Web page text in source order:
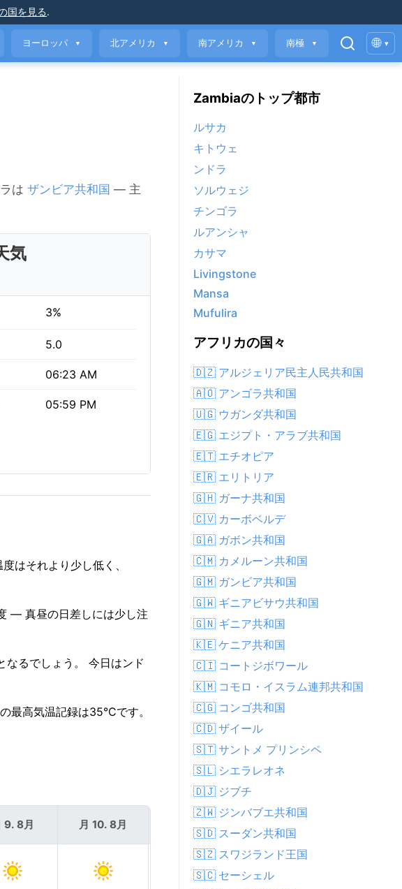
国を見る.
ヨーロッパ ▼ 北アメリカ ▼ 南アメリカ ▼ 南極 ▼ 🌐 ▾
は ザンビア共和国 — 主
気
3%
5.0
06:23 AM
05:59 PM
はそれより少し低く、
— 真昼の日差しには少し注
なるでしょう。 今日はンド
最高気温記録は35°Cです。
9. 8月 月 10. 8月
Zambiaのトップ都市
ルサカ
キトウェ
ンドラ
ソルウェジ
チンゴラ
ルアンシャ
カサマ
Livingstone
Mansa
Mufulira
アフリカの国々
🇩🇿 アルジェリア民主人民共和国
🇦🇴 アンゴラ共和国
🇺🇬 ウガンダ共和国
🇪🇬 エジプト・アラブ共和国
🇪🇹 エチオピア
🇪🇷 エリトリア
🇬🇭 ガーナ共和国
🇨🇻 カーボベルデ
🇬🇦 ガボン共和国
🇨🇲 カメルーン共和国
🇬🇲 ガンビア共和国
🇬🇼 ギニアビサウ共和国
🇬🇳 ギニア共和国
🇰🇪 ケニア共和国
🇨🇮 コートジボワール
🇰🇲 コモロ・イスラム連邦共和国
🇨🇬 コンゴ共和国
🇨🇩 ザイール
🇸🇹 サントメ プリンシペ
🇸🇱 シエラレオネ
🇩🇯 ジブチ
🇿🇼 ジンバブエ共和国
🇸🇩 スーダン共和国
🇸🇿 スワジランド王国
🇸🇨 セーシェル